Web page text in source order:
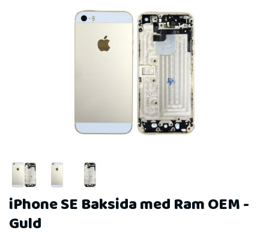
iPhone SE Baksida med Ram OEM -
Guld